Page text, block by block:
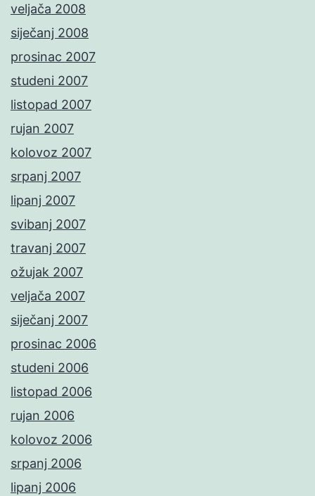
veljača 2008
siječanj 2008
prosinac 2007
studeni 2007
listopad 2007
rujan 2007
kolovoz 2007
srpanj 2007
lipanj 2007
svibanj 2007
travanj 2007
ožujak 2007
veljača 2007
siječanj 2007
prosinac 2006
studeni 2006
listopad 2006
rujan 2006
kolovoz 2006
srpanj 2006
lipanj 2006